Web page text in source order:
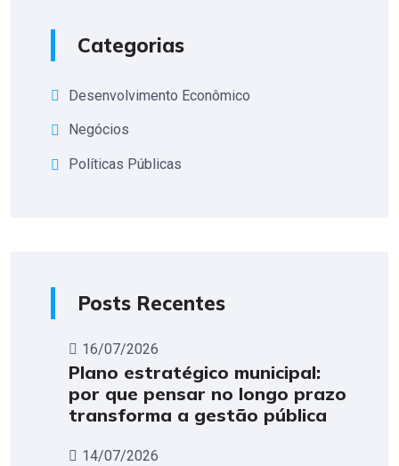
Categorias
Desenvolvimento Econômico
Negócios
Políticas Públicas
Posts Recentes
16/07/2026
Plano estratégico municipal:
por que pensar no longo prazo
transforma a gestão pública
14/07/2026